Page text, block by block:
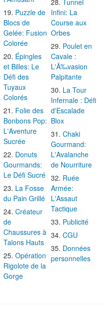
Puzzle de
Blocs de
Gelée: Fusion
Colorée
Épingles
et Billes: Le
Défi des
Tuyaux
Colorés
Folie des
Bonbons Pop:
L'Aventure
Sucrée
Donuts
Gourmands:
Le Défi Sucré
La Fosse
du Pain Grillé
Créateur
de
Chaussures à
Talons Hauts
Opération
Rigolote de la
Gorge
Infini: La
Course aux
Orbes
Poulet en
Cavale :
L'Ã‰vasion
Palpitante
La Tour
Infernale : Défi
d'Escalade
Blox
Chaki
Gourmand:
L'Avalanche
de Nourriture
Ruée
Armée:
L'Assaut
Tactique
Publicité
CGU
Données
personnelles